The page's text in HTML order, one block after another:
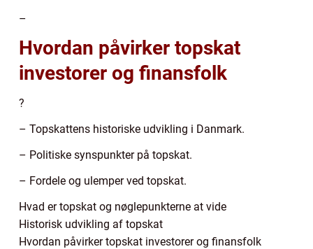
–
Hvordan påvirker topskat
investorer og finansfolk
?
– Topskattens historiske udvikling i Danmark.
– Politiske synspunkter på topskat.
– Fordele og ulemper ved topskat.
Hvad er topskat og nøglepunkterne at vide
Historisk udvikling af topskat
Hvordan påvirker topskat investorer og finansfolk